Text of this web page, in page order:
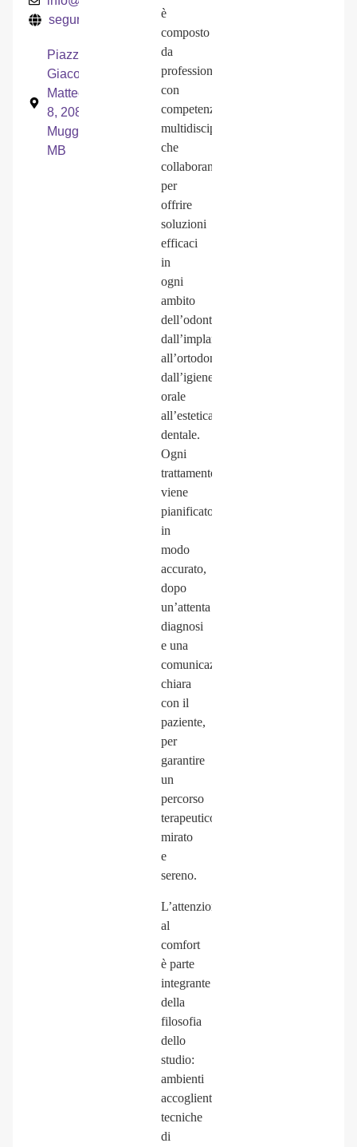
seguradental.it
Piazza
Giacomo
Matteotti,
8, 20835
Muggiò
MB
è
composto
da
professionisti
con
competenze
multidisciplinari
che
collaborano
per
offrire
soluzioni
efficaci
in
ogni
ambito
dell’odontoiatria:
dall’implantologia
all’ortodonzia,
dall’igiene
orale
all’estetica
dentale.
Ogni
trattamento
viene
pianificato
in
modo
accurato,
dopo
un’attenta
diagnosi
e una
comunicazione
chiara
con il
paziente,
per
garantire
un
percorso
terapeutico
mirato
e
sereno.
L’attenzione
al
comfort
è parte
integrante
della
filosofia
dello
studio:
ambienti
accoglienti,
tecniche
di